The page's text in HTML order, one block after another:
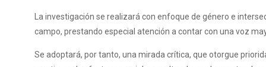
La investigación se realizará con enfoque de género e
campo, prestando especial atención a contar con una voz
Se adoptará, por tanto, una mirada crítica, que otorgue